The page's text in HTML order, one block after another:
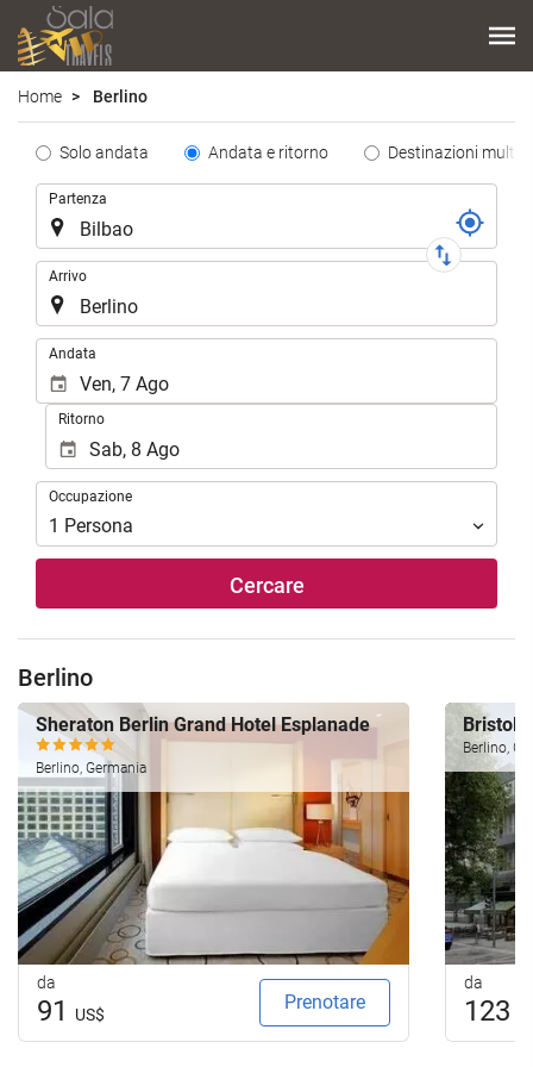
Home Berlino
Tipo
Trayecto
Solo andata Andata e ritorno Destinazioni
Tratta
Partenza
Arrivo
Andata
Ritorno
Occupazione
Occupazione
1 Persona
Cercare
Berlino
Sheraton Berlin Grand Hotel Esplanade
Berlino, Germania
da
91 US$
Prenotare
Bristol
Berlino,
da
123